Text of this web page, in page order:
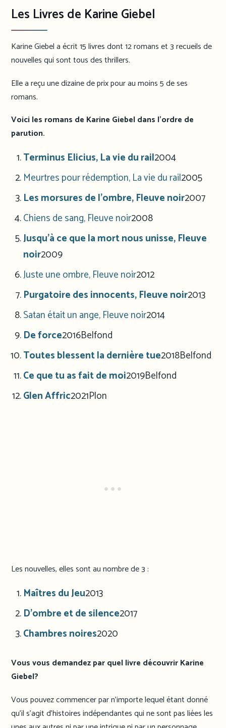
Les Livres de Karine Giebel
Karine Giebel a écrit 15 livres dont 12 romans et 3 recueils de
nouvelles qui sont tous des thrillers.
Elle a reçu une dizaine de prix pour au moins 5 de ses
romans.
Voici les romans de Karine Giebel dans l’ordre de
parution.
Terminus Elicius, La vie du rail2004
Meurtres pour rédemption, La vie du rail2005
Les morsures de l’ombre, Fleuve noir2007
Chiens de sang, Fleuve noir2008
Jusqu’à ce que la mort nous unisse, Fleuve
noir2009
Juste une ombre, Fleuve noir2012
Purgatoire des innocents, Fleuve noir2013
Satan était un ange, Fleuve noir2014
De force2016Belfond
Toutes blessent la dernière tue2018Belfond
Ce que tu as fait de moi2019Belfond
Glen Affric2021Plon
Les nouvelles, elles sont au nombre de 3 :
Maîtres du Jeu2013
D’ombre et de silence2017
Chambres noires2020
Vous vous demandez par quel livre découvrir Karine
Giebel?
Vous pouvez commencer par n’importe lequel étant donné
qu’il s’agit d’histoires indépendantes qui ne sont pas liées les